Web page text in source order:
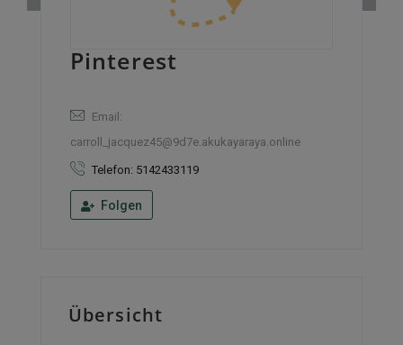
Pinterest
Email:
carroll_jacquez45@9d7e.akukayaraya.online
Telefon: 5142433119
Folgen
Übersicht